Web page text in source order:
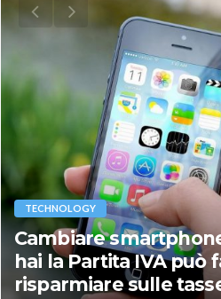
TECHNOLOGY
Cambiare
hai la Partita IVA può
risparmiare sulle